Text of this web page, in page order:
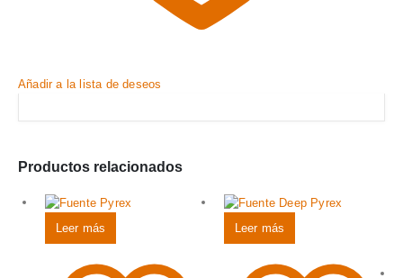
Añadir a la lista de deseos
Productos relacionados
Leer más Leer más